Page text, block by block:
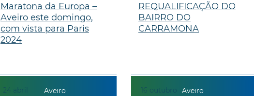
24 abril
Maratona da Europa –
Aveiro este domingo,
com vista para Paris
2024
Aveiro 16 outubro
REQUALIFICAÇÃO DO
BAIRRO DO
CARRAMONA
Aveiro